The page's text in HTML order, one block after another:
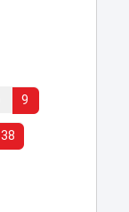
9
38